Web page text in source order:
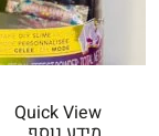
Quick View